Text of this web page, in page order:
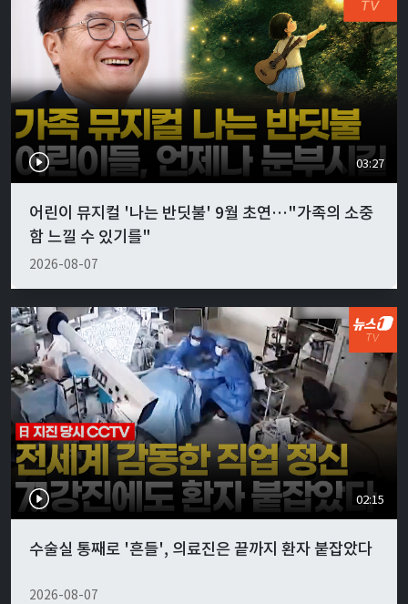
03:27
어린이 뮤지컬 '나는 반딧불' 9월 초연…"가족의 소중
함 느낄 수 있기를"
2026-08-07
02:15
수술실 통째로 '흔들', 의료진은 끝까지 환자 붙잡았다
2026-08-07